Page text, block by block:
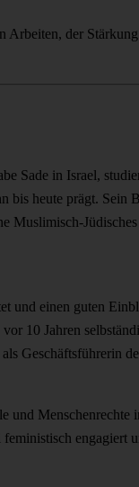
Arbeiten, der
Sade in Israel,
bis heute prägt. Sein
Muslimisch-
und einen guten
10 Jahren
Geschäftsführerin
Menschenrechte
engagiert